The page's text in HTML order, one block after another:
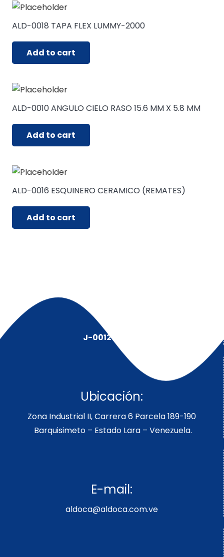
ALD-0018 TAPA FLEX LUMMY-2000
Add to cart
ALD-0010 ANGULO CIELO RASO 15.6 MM X 5.8 MM
Add to cart
ALD-0016 ESQUINERO CERAMICO (REMATES)
Add to cart
J-00128491-5
Ubicación:
Zona Industrial II, Carrera 6 Parcela 189-190
Barquisimeto – Estado Lara – Venezuela.
E-mail:
aldoca@aldoca.com.ve